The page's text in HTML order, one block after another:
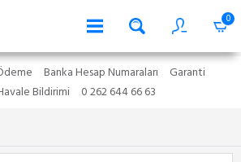
0
Banka Hesap Numaraları
Garanti
Bildirimi 0 262 644 66 63